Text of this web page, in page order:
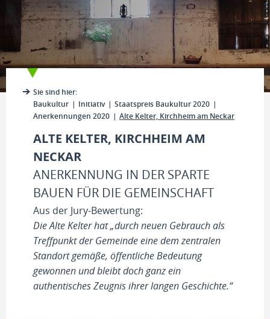
Sie sind hier:
Baukultur
Initiativ
Staatspreis Baukultur 2020
Anerkennungen 2020
Alte Kelter, Kirchheim am Neckar
ALTE KELTER, KIRCHHEIM AM
NECKAR
ANERKENNUNG IN DER SPARTE
BAUEN FÜR DIE GEMEINSCHAFT
Aus der Jury-Bewertung:
Die Alte Kelter hat „durch neuen Gebrauch als
Treffpunkt der Gemeinde eine dem zentralen
Standort gemäße, öffentliche Bedeutung
gewonnen und bleibt doch ganz ein
authentisches Zeugnis ihrer langen Geschichte.“